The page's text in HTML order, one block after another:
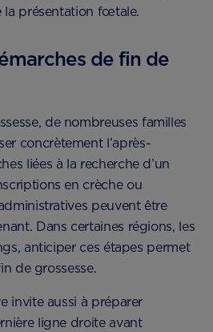
la présentation fœtale.
de fin de
de nombreuses familles
concrètement l’après-
liées à la recherche d’un
en crèche ou
peuvent être
Dans certaines régions, les
anticiper ces étapes permet
de grossesse.
invite aussi à préparer
ligne droite avant